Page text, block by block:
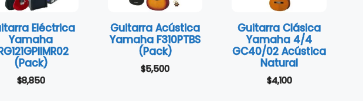
Eléctrica
Yamaha
(Pack)
$8,850
Guitarra Acústica
Yamaha F310PTBS
(Pack)
$5,500
Guitarra Clásica
Yamaha 4/4
GC40/02 Acústica
Natural
$4,100